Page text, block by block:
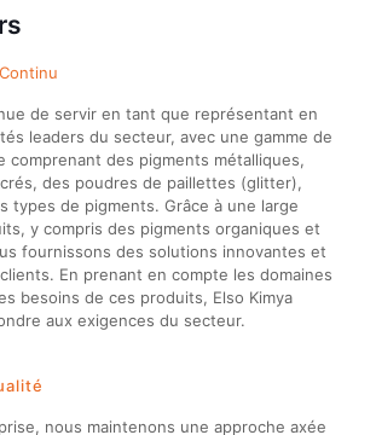
de servir en tant que représentant en
leaders du secteur, avec une gamme de
comprenant des pigments métalliques,
des poudres de paillettes (glitter),
types de pigments. Grâce à une large
y compris des pigments organiques et
fournissons des solutions innovantes et
En prenant en compte les domaines
besoins de ces produits, Elso Kimya
aux exigences du secteur.
nous maintenons une approche axée